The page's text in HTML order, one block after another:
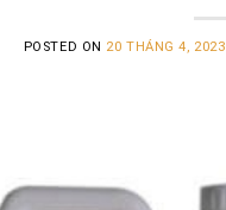
POSTED ON 20 THÁNG 4, 2023